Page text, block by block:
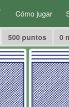
Cómo jugar
500 puntos 0